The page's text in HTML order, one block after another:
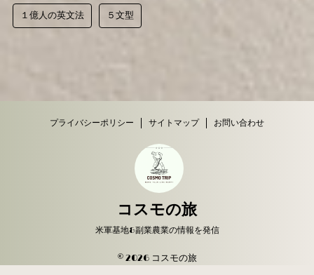
１億人の英文法 ５文型
プライバシーポリシー サイトマップ お問い合わせ
コスモの旅
米軍基地&副業農業の情報を発信
© 2026 コスモの旅